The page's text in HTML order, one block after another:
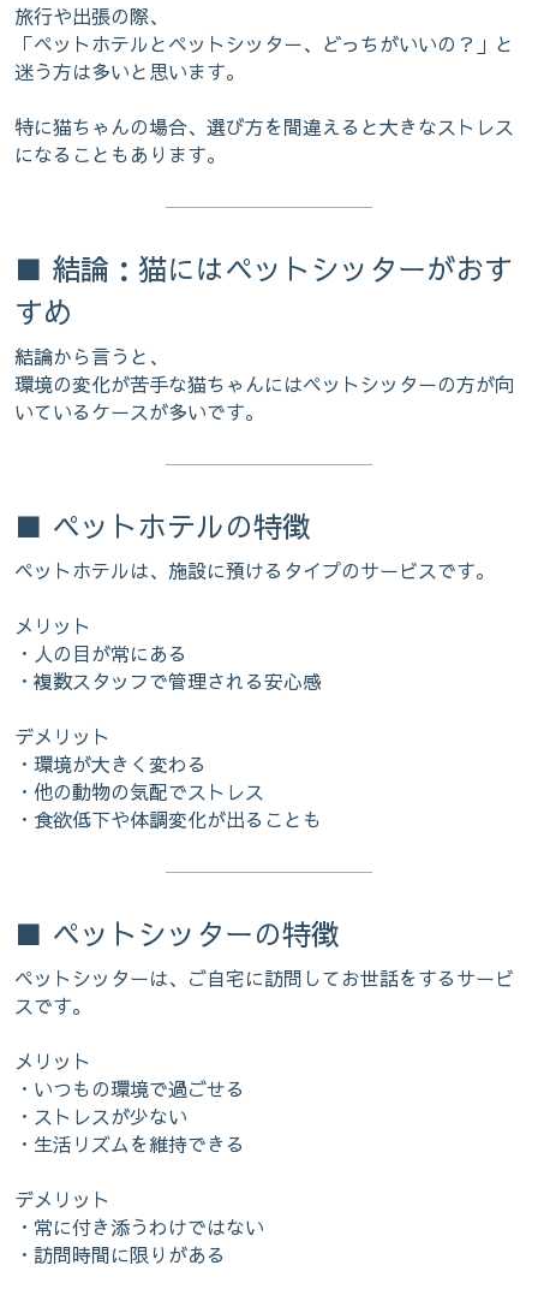
旅行や出張の際、
「ペットホテルとペットシッター、どっちがいいの？」と
迷う方は多いと思います。
特に猫ちゃんの場合、選び方を間違えると大きなストレス
になることもあります。
■ 結論：猫にはペットシッターがおす
すめ
結論から言うと、
環境の変化が苦手な猫ちゃんにはペットシッターの方が向
いているケースが多いです。
■ ペットホテルの特徴
ペットホテルは、施設に預けるタイプのサービスです。
メリット
・人の目が常にある
・複数スタッフで管理される安心感
デメリット
・環境が大きく変わる
・他の動物の気配でストレス
・食欲低下や体調変化が出ることも
■ ペットシッターの特徴
ペットシッターは、ご自宅に訪問してお世話をするサービ
スです。
メリット
・いつもの環境で過ごせる
・ストレスが少ない
・生活リズムを維持できる
デメリット
・常に付き添うわけではない
・訪問時間に限りがある